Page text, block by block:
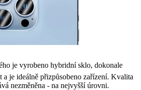
je vyrobeno hybridní sklo, dokonale
a je ideálně přizpůsobeno zařízení. Kvalita
nezměněna - na nejvyšší úrovni.